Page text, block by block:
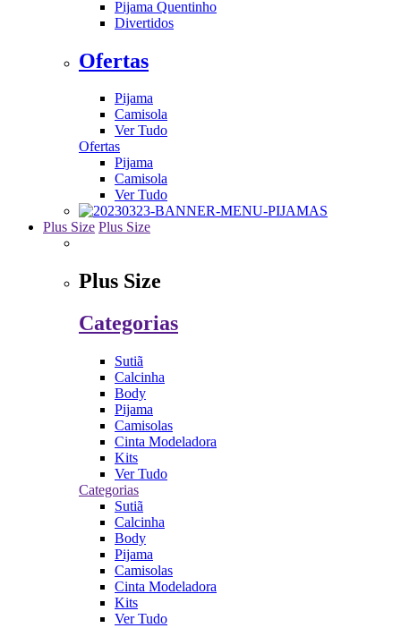
Pijama Quentinho
Divertidos
Ofertas
Pijama
Camisola
Ver Tudo
Ofertas
Pijama
Camisola
Ver Tudo
Plus Size Plus Size
Plus Size
Categorias
Sutiã
Calcinha
Body
Pijama
Camisolas
Cinta Modeladora
Kits
Ver Tudo
Categorias
Sutiã
Calcinha
Body
Pijama
Camisolas
Cinta Modeladora
Kits
Ver Tudo